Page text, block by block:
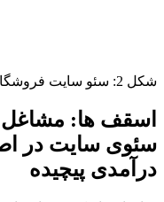
شكل 2: سئو سایت فروشگاهی در اصفهان
اسقف ها: مشاغل
سئوی سایت در
درآمدی پیچیده